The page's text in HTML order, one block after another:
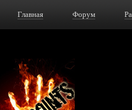
Главная Форум